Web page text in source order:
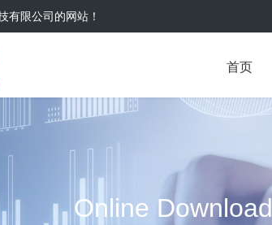
有限公司的网站！
首页
Online Download